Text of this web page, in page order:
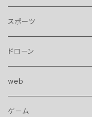
スポーツ
ドローン
web
ゲーム